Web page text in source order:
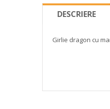
DESCRIERE
Girlie dragon cu